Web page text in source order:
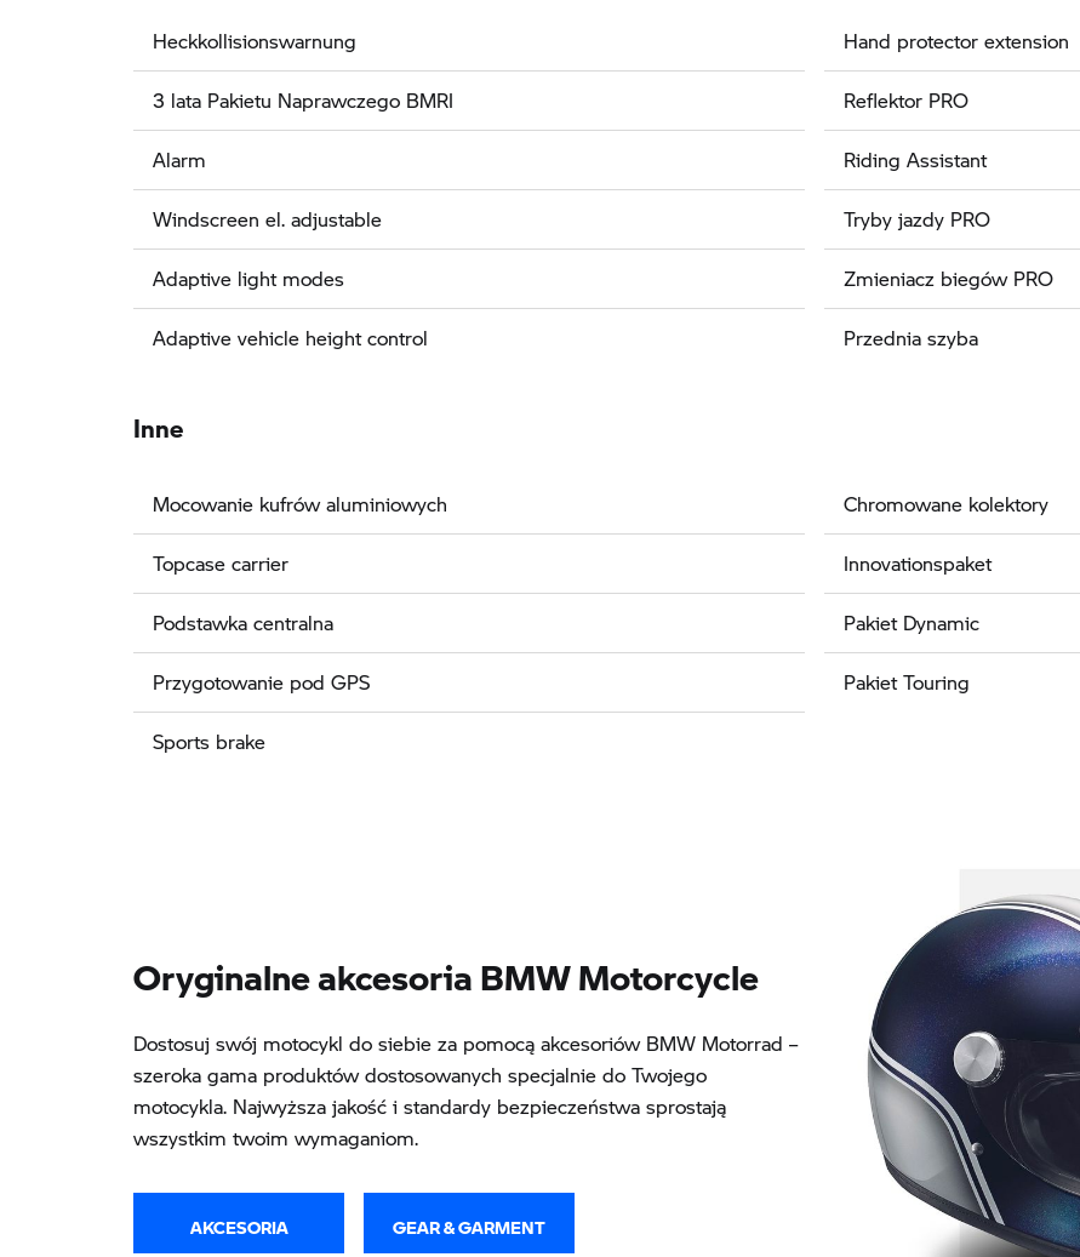
Heckkollisionswarnung
3 lata Pakietu Naprawczego BMRI
Alarm
Windscreen el. adjustable
Adaptive light modes
Adaptive vehicle height control
Hand protector extension
Reflektor PRO
Riding Assistant
Tryby jazdy PRO
Zmieniacz biegów PRO
Przednia szyba
Inne
Mocowanie kufrów aluminiowych
Topcase carrier
Podstawka centralna
Przygotowanie pod GPS
Sports brake
Chromowane kolektory
Innovationspaket
Pakiet Dynamic
Pakiet Touring
Oryginalne akcesoria BMW Motorcycle
Dostosuj swój motocykl do siebie za pomocą akcesoriów BMW Motorrad –
szeroka gama produktów dostosowanych specjalnie do Twojego
motocykla. Najwyższa jakość i standardy bezpieczeństwa sprostają
wszystkim twoim wymaganiom.
AKCESORIA GEAR & GARMENT